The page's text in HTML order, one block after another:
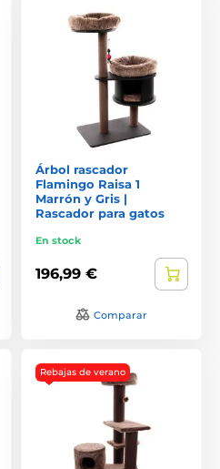
Árbol rascador
Flamingo Raisa 1
Marrón y Gris |
Rascador para gatos
En stock
196,99 €
Comparar
Rebajas de verano